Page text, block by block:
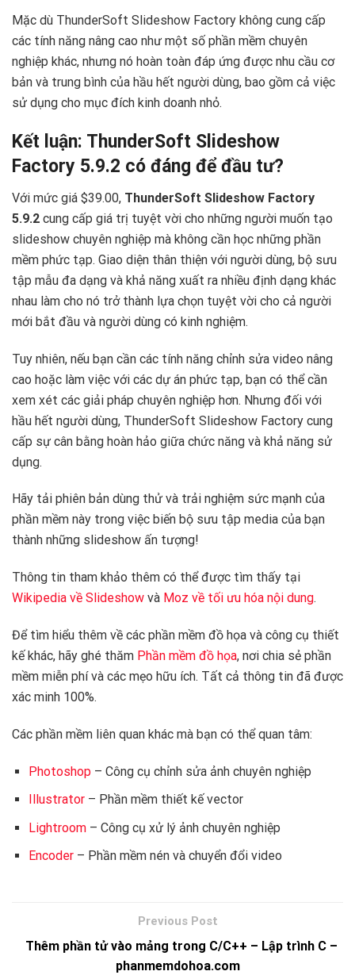
Mặc dù ThunderSoft Slideshow Factory không cung cấp
các tính năng nâng cao như một số phần mềm chuyên
nghiệp khác, nhưng nó hoàn toàn đáp ứng được nhu cầu cơ
bản và trung bình của hầu hết người dùng, bao gồm cả việc
sử dụng cho mục đích kinh doanh nhỏ.
Kết luận: ThunderSoft Slideshow
Factory 5.9.2 có đáng để đầu tư?
Với mức giá $39.00, ThunderSoft Slideshow Factory
5.9.2 cung cấp giá trị tuyệt vời cho những người muốn tạo
slideshow chuyên nghiệp mà không cần học những phần
mềm phức tạp. Giao diện thân thiện với người dùng, bộ sưu
tập mẫu đa dạng và khả năng xuất ra nhiều định dạng khác
nhau làm cho nó trở thành lựa chọn tuyệt vời cho cả người
mới bắt đầu và người dùng có kinh nghiệm.
Tuy nhiên, nếu bạn cần các tính năng chỉnh sửa video nâng
cao hoặc làm việc với các dự án phức tạp, bạn có thể cần
xem xét các giải pháp chuyên nghiệp hơn. Nhưng đối với
hầu hết người dùng, ThunderSoft Slideshow Factory cung
cấp sự cân bằng hoàn hảo giữa chức năng và khả năng sử
dụng.
Hãy tải phiên bản dùng thử và trải nghiệm sức mạnh của
phần mềm này trong việc biến bộ sưu tập media của bạn
thành những slideshow ấn tượng!
Thông tin tham khảo thêm có thể được tìm thấy tại
Wikipedia về Slideshow và Moz về tối ưu hóa nội dung.
Để tìm hiểu thêm về các phần mềm đồ họa và công cụ thiết
kế khác, hãy ghé thăm Phần mềm đồ họa, nơi chia sẻ phần
mềm miễn phí và các mẹo hữu ích. Tất cả thông tin đã được
xác minh 100%.
Các phần mềm liên quan khác mà bạn có thể quan tâm:
Photoshop– Công cụ chỉnh sửa ảnh chuyên nghiệp
Illustrator– Phần mềm thiết kế vector
Lightroom– Công cụ xử lý ảnh chuyên nghiệp
Encoder– Phần mềm nén và chuyển đổi video
Thêm phần tử vào mảng trong C/C++ – Lập trình C –
phanmemdohoa.com